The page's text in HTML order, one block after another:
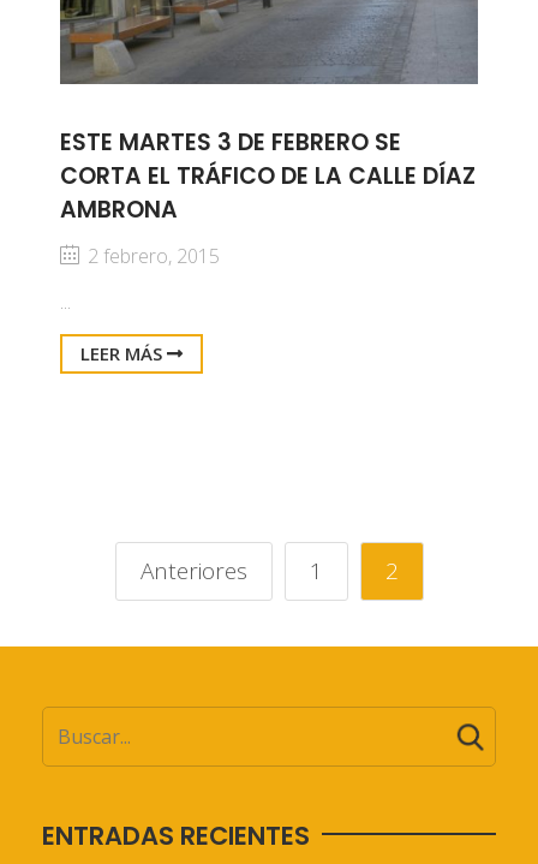
ESTE MARTES 3 DE FEBRERO SE
CORTA EL TRÁFICO DE LA CALLE DÍAZ
AMBRONA
2 febrero, 2015
...
LEER MÁS
Anteriores 1 2
ENTRADAS RECIENTES